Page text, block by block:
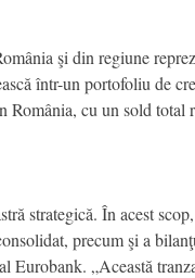
şi din regiune
într-un portofoliu de
cu un sold
strategică. În acest
precum şi a
„Această